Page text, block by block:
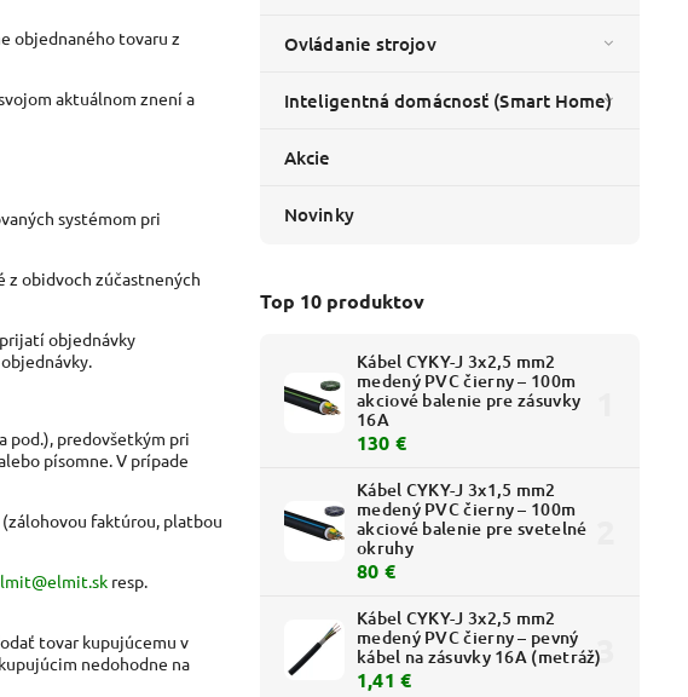
Ovládanie strojov
Inteligentná domácnosť (Smart Home)
Akcie
Novinky
Top 10 produktov
Kábel CYKY-J 3x2,5 mm2
medený PVC čierny – 100m
akciové balenie pre zásuvky
16A
130 €
Kábel CYKY-J 3x1,5 mm2
medený PVC čierny – 100m
akciové balenie pre svetelné
okruhy
80 €
Kábel CYKY-J 3x2,5 mm2
medený PVC čierny – pevný
kábel na zásuvky 16A (metráž)
1,41 €
objednaného tovaru z
aktuálnom znení a
systémom pri
z obidvoch zúčastnených
objednávky
pod.), predovšetkým pri
písomne. V prípade
faktúrou, platbou
resp.
tovar kupujúcemu v
nedohodne na